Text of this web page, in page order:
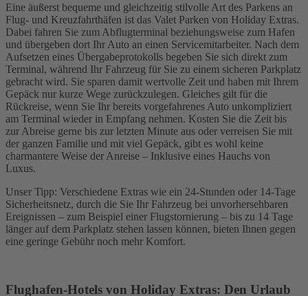
Eine äußerst bequeme und gleichzeitig stilvolle Art des Parkens an
Flug- und Kreuzfahrthäfen ist das Valet Parken von Holiday Extras.
Dabei fahren Sie zum Abflugterminal beziehungsweise zum Hafen
und übergeben dort Ihr Auto an einen Servicemitarbeiter. Nach dem
Aufsetzen eines Übergabeprotokolls begeben Sie sich direkt zum
Terminal, während Ihr Fahrzeug für Sie zu einem sicheren Parkplatz
gebracht wird. Sie sparen damit wertvolle Zeit und haben mit Ihrem
Gepäck nur kurze Wege zurückzulegen. Gleiches gilt für die
Rückreise, wenn Sie Ihr bereits vorgefahrenes Auto unkompliziert
am Terminal wieder in Empfang nehmen. Kosten Sie die Zeit bis
zur Abreise gerne bis zur letzten Minute aus oder verreisen Sie mit
der ganzen Familie und mit viel Gepäck, gibt es wohl keine
charmantere Weise der Anreise – Inklusive eines Hauchs von
Luxus.
Unser Tipp: Verschiedene Extras wie ein 24-Stunden oder 14-Tage
Sicherheitsnetz, durch die Sie Ihr Fahrzeug bei unvorhersehbaren
Ereignissen – zum Beispiel einer Flugstornierung – bis zu 14 Tage
länger auf dem Parkplatz stehen lassen können, bieten Ihnen gegen
eine geringe Gebühr noch mehr Komfort.
Flughafen-Hotels von Holiday Extras: Den Urlaub